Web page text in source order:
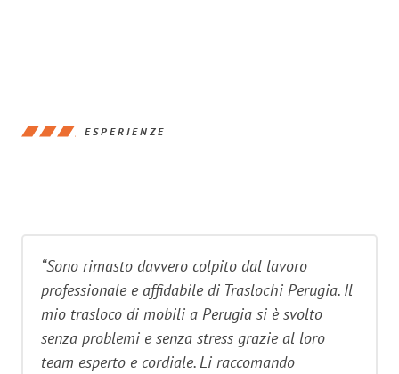
ESPERIENZE
“Sono rimasto davvero colpito dal lavoro
professionale e affidabile di Traslochi Perugia. Il
mio trasloco di mobili a Perugia si è svolto
senza problemi e senza stress grazie al loro
team esperto e cordiale. Li raccomando